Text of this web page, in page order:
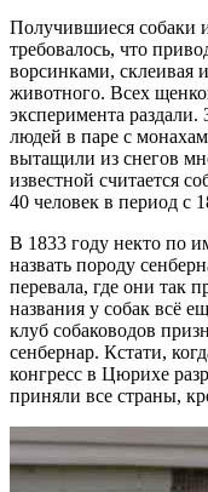
Получившиеся собаки
требовалось, что
ворсинками, склеивая
животного. Всех
эксперимента
людей в паре с
вытащили из снегов
известной считается
40 человек в период с
В 1833 году некто по
назвать породу
перевала, где они так
названия у собак всё
клуб собаководов
сенбернар. Кстати,
конгресс в Цюрихе
приняли все страны,